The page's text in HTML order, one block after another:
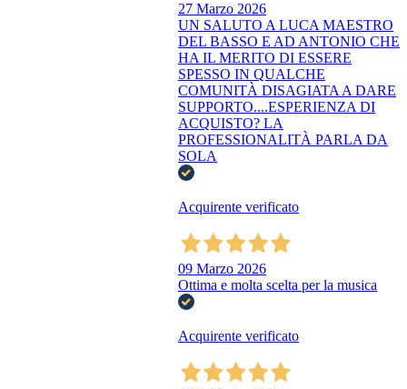
27 Marzo 2026
UN SALUTO A LUCA MAESTRO
DEL BASSO E AD ANTONIO CHE
HA IL MERITO DI ESSERE
SPESSO IN QUALCHE
COMUNITÀ DISAGIATA A DARE
SUPPORTO....ESPERIENZA DI
ACQUISTO? LA
PROFESSIONALITÀ PARLA DA
SOLA
Acquirente verificato
09 Marzo 2026
Ottima e molta scelta per la musica
Acquirente verificato